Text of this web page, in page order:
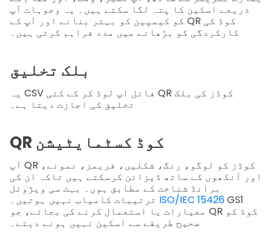
ذریعے اسکین کا پتہ لگا سکتے ہیں۔ یہ وجوہات آپ
کو کیمپین کو بہتر بنانے اور آپ کے QR کوڈ کی
کارکردگی کو بڑھانے میں مدد فراہم کرتی ہیں۔
بلک تخلیق
یہ CSV فائل اپ لوڈ کر کے کئی QR کوڈز کی بلک
تخلیق کی اجازت دیتا ہے۔
QR کوڈ کسٹمايٹیشن
آپ QR کوڈز کو لوگو، رنگ، شکلیں، فریمز، نمونے،
اور آنکھوں کے ساتھ ڈیزائن کرسکتے ہیں تاکہ ان کی
برانڈ شناخت کے مطابق ہوں۔ بہت سی ویژوئل
ISO/IEC 15426GS1
معیارات یا استعمال کرنے کی بجائے، جو QR کوڈ کو
صحیح طریقے سے اسکین نہیں ہونے دیتے۔